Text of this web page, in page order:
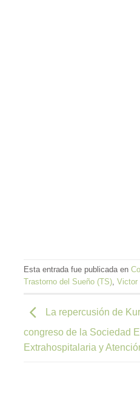
Esta entrada fue publicada en
Trastorno del Sueño (TS), Victor
La repercusión de
congreso de la Sociedad
Extrahospitalaria y